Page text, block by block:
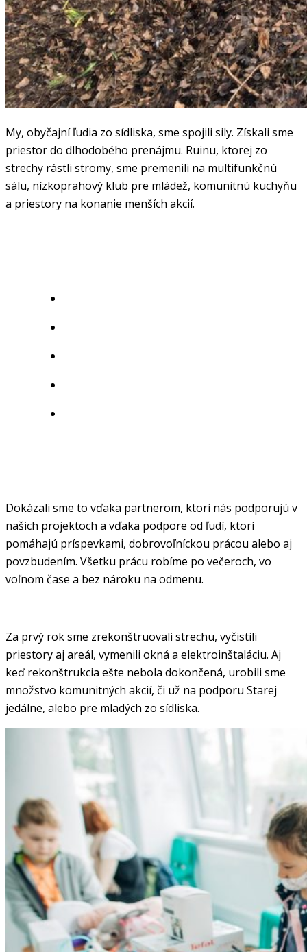
My, obyčajní ľudia zo sídliska, sme spojili sily. Získali sme
priestor do dlhodobého prenájmu. Ruinu, ktorej zo
strechy rástli stromy, sme premenili na multifunkčnú
sálu, nízkoprahový klub pre mládež, komunitnú kuchyňu
a priestory na konanie menších akcií.
Dokázali sme to vďaka partnerom, ktorí nás podporujú v
našich projektoch a vďaka podpore od ľudí, ktorí
pomáhajú príspevkami, dobrovoľníckou prácou alebo aj
povzbudením. Všetku prácu robíme po večeroch, vo
voľnom čase a bez nároku na odmenu.
Za prvý rok sme zrekonštruovali strechu, vyčistili
priestory aj areál, vymenili okná a elektroinštaláciu. Aj
keď rekonštrukcia ešte nebola dokončená, urobili sme
množstvo komunitných akcií, či už na podporu Starej
jedálne, alebo pre mladých zo sídliska.